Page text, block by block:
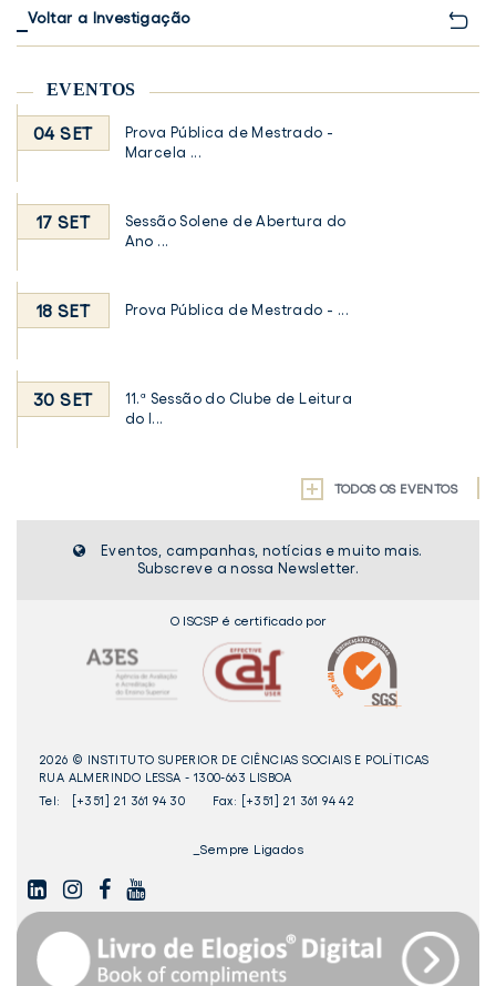
Voltar a Investigação
EVENTOS
04 SET
Prova Pública de Mestrado -
Marcela ...
17 SET
Sessão Solene de Abertura do
Ano ...
18 SET Prova Pública de Mestrado - ...
30 SET
11.ª Sessão do Clube de Leitura
do I...
TODOS OS EVENTOS
Eventos, campanhas, notícias e muito mais.
Subscreve a nossa Newsletter.
O ISCSP é certificado por
2026 © INSTITUTO SUPERIOR DE CIÊNCIAS SOCIAIS E POLÍTICAS
RUA ALMERINDO LESSA - 1300-663 LISBOA
Tel:
[+351] 21 361 94 30 Fax: [+351] 21 361 94 42
_Sempre Ligados
LINKEDININSTAGAMFACEBOOK
YOUTUBE